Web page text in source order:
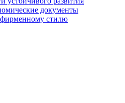
документы
фирменному стилю